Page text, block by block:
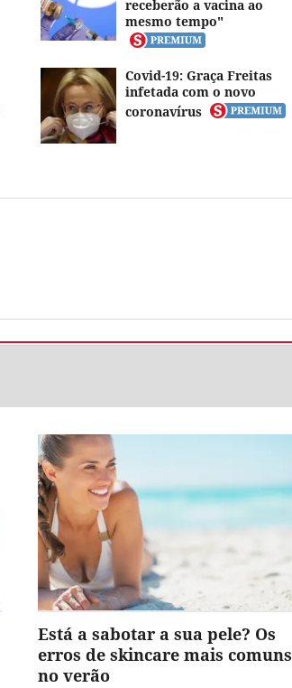
receberão a vacina ao
mesmo tempo"
Covid-19: Graça Freitas
infetada com o novo
coronavírus
Está a sabotar a sua pele? Os
erros de skincare mais comuns
no verão